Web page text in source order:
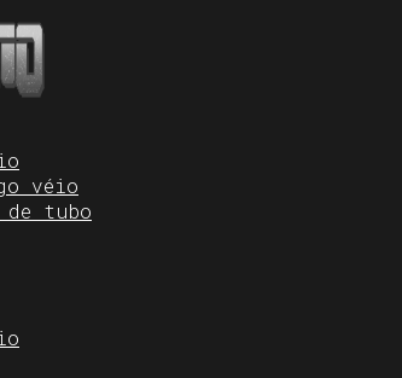
véio
tubo